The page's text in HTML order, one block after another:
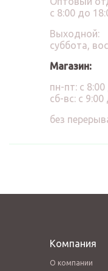
с 8:00 до
Выходной:
суббота,
Магазин:
пн-пт: с
сб-вс: с
без
Компания
О компании